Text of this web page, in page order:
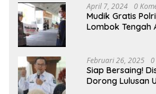
April 7, 2024 0
Mudik Gratis
Lombok Tengah
Februari 26, 2025
Siap Bersaing!
Dorong Lulusan